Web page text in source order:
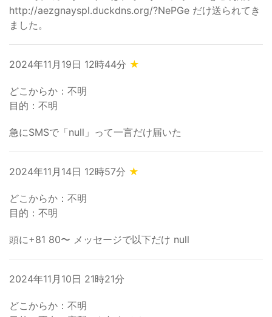
http://aezgnayspl.duckdns.org/?NePGe だけ送られてき
ました。
2024年11月19日 12時44分 ★
どこからか：不明
目的：不明
急にSMSで「null」って一言だけ届いた
2024年11月14日 12時57分 ★
どこからか：不明
目的：不明
頭に+81 80〜 メッセージで以下だけ null
2024年11月10日 21時21分
どこからか：不明